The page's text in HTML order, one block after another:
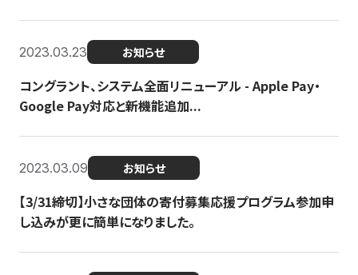
2023.03.23 お知らせ
コングラント、システム全面リニューアル - Apple Pay・
Google Pay対応と新機能追加...
2023.03.09 お知らせ
【3/31締切】小さな団体の寄付募集応援プログラム参加申
し込みが更に簡単になりました。